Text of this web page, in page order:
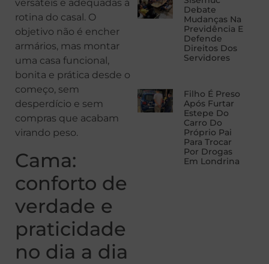
versáteis e adequadas à
rotina do casal. O
objetivo não é encher
armários, mas montar
uma casa funcional,
bonita e prática desde o
começo, sem
desperdício e sem
compras que acabam
virando peso.
Cama:
conforto de
verdade e
praticidade
no dia a dia
Debate
Mudanças Na
Previdência E
Defende
Direitos Dos
Servidores
Filho É Preso
Após Furtar
Estepe Do
Carro Do
Próprio Pai
Para Trocar
Por Drogas
Em Londrina